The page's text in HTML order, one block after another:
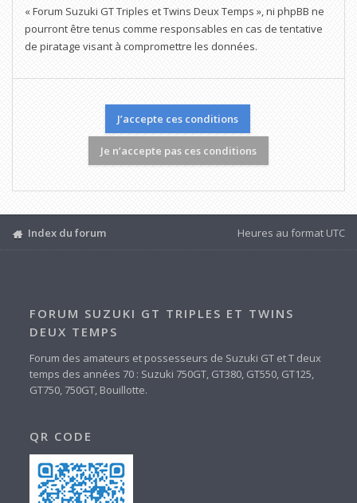
« Forum Suzuki GT Triples et Twins Deux Temps », ni phpBB ne
pourront être tenus comme responsables en cas de tentative
de piratage visant à compromettre les données.
Index du forum Heures au format UTC
FORUM SUZUKI GT TRIPLES ET TWINS
DEUX TEMPS
Forum des amateurs et possesseurs de Suzuki GT et T deux
temps des années 70 : Suzuki 750GT, GT380, GT550, GT125,
GT750, 750GT, Bouillotte.
QR CODE